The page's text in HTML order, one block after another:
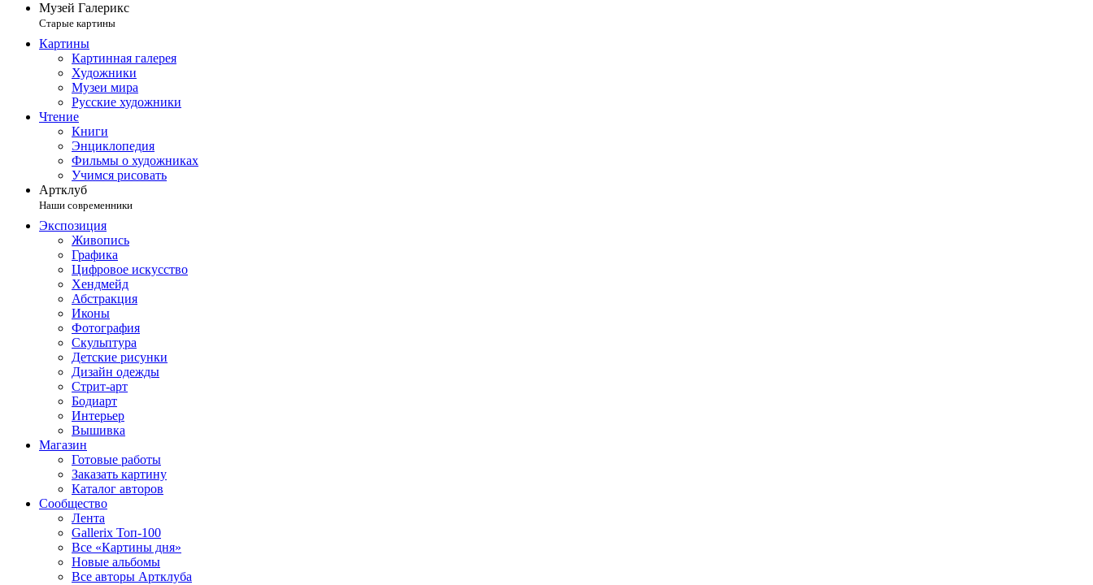
Музей Галерикс
Старые картины
Картины
Картинная галерея
Художники
Музеи мира
Русские художники
Чтение
Книги
Энциклопедия
Фильмы о художниках
Учимся рисовать
Артклуб
Наши современники
Экспозиция
Живопись
Графика
Цифровое искусство
Хендмейд
Абстракция
Иконы
Фотография
Скульптура
Детские рисунки
Дизайн одежды
Стрит-арт
Бодиарт
Интерьер
Вышивка
Магазин
Готовые работы
Заказать картину
Каталог авторов
Сообщество
Лента
Gallerix Топ-100
Все «Картины дня»
Новые альбомы
Все авторы Артклуба